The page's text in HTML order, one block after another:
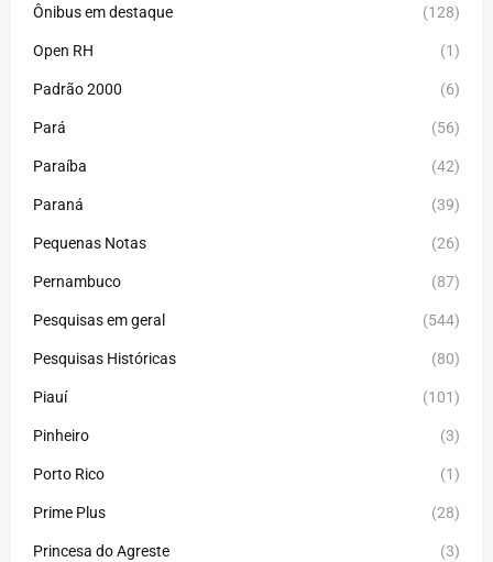
Ônibus em destaque (128)
Open RH (1)
Padrão 2000 (6)
Pará (56)
Paraíba (42)
Paraná (39)
Pequenas Notas (26)
Pernambuco (87)
Pesquisas em geral (544)
Pesquisas Históricas (80)
Piauí (101)
Pinheiro (3)
Porto Rico (1)
Prime Plus (28)
Princesa do Agreste (3)